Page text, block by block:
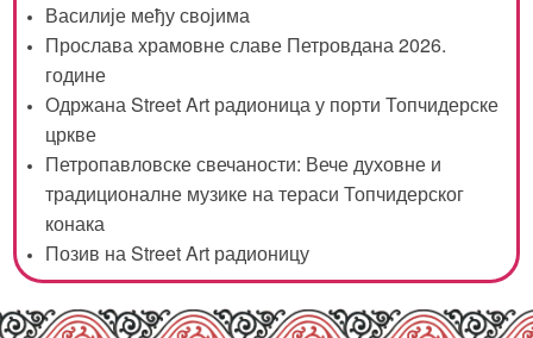
Василије међу својима
Прослава храмовне славе Петровдана 2026.
године
Одржана Street Art радионица у порти Топчидерске
цркве
Петропавловске свечаности: Вече духовне и
традиционалне музике на тераси Топчидерског
конака
Позив на Street Art радионицу